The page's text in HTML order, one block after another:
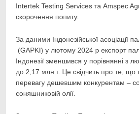
Intertek Testing Services та Amspec
скорочення попиту.
За даними Індонезійської асоціації
(GAPKI) у лютому 2024 р експорт
Індонезії зменшився у порівнянні з
до 2,17 млн т. Це свідчить про те, що
перевагу дешевшим конкурентам –
соняшниковій олії.